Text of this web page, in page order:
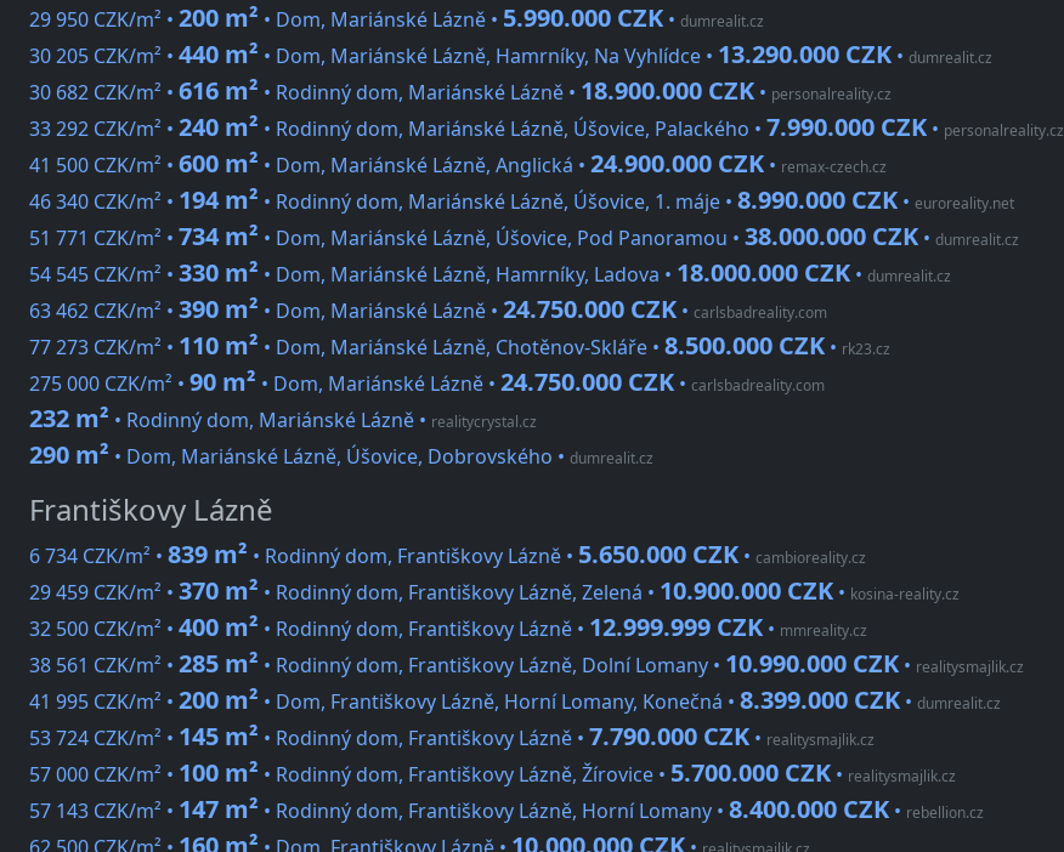
29 950 CZK/m² • 200 m² • Dom, Mariánské Lázně • 5.990.000 CZK • dumrealit.cz
30 205 CZK/m² • 440 m² • Dom, Mariánské Lázně, Hamrníky, Na Vyhlídce • 13.290.000 CZK • dumrealit.cz
30 682 CZK/m² • 616 m² • Rodinný dom, Mariánské Lázně • 18.900.000 CZK • personalreality.cz
33 292 CZK/m² • 240 m² • Rodinný dom, Mariánské Lázně, Úšovice, Palackého • 7.990.000 CZK • personalreality.cz
41 500 CZK/m² • 600 m² • Dom, Mariánské Lázně, Anglická • 24.900.000 CZK • remax-czech.cz
46 340 CZK/m² • 194 m² • Rodinný dom, Mariánské Lázně, Úšovice, 1. máje • 8.990.000 CZK • euroreality.net
51 771 CZK/m² • 734 m² • Dom, Mariánské Lázně, Úšovice, Pod Panoramou • 38.000.000 CZK • dumrealit.cz
54 545 CZK/m² • 330 m² • Dom, Mariánské Lázně, Hamrníky, Ladova • 18.000.000 CZK • dumrealit.cz
63 462 CZK/m² • 390 m² • Dom, Mariánské Lázně • 24.750.000 CZK • carlsbadreality.com
77 273 CZK/m² • 110 m² • Dom, Mariánské Lázně, Chotěnov-Skláře • 8.500.000 CZK • rk23.cz
275 000 CZK/m² • 90 m² • Dom, Mariánské Lázně • 24.750.000 CZK • carlsbadreality.com
232 m² • Rodinný dom, Mariánské Lázně • realitycrystal.cz
290 m² • Dom, Mariánské Lázně, Úšovice, Dobrovského • dumrealit.cz
Františkovy Lázně
6 734 CZK/m² • 839 m² • Rodinný dom, Františkovy Lázně • 5.650.000 CZK • cambioreality.cz
29 459 CZK/m² • 370 m² • Rodinný dom, Františkovy Lázně, Zelená • 10.900.000 CZK • kosina-reality.cz
32 500 CZK/m² • 400 m² • Rodinný dom, Františkovy Lázně • 12.999.999 CZK • mmreality.cz
38 561 CZK/m² • 285 m² • Rodinný dom, Františkovy Lázně, Dolní Lomany • 10.990.000 CZK • realitysmajlik.cz
41 995 CZK/m² • 200 m² • Dom, Františkovy Lázně, Horní Lomany, Konečná • 8.399.000 CZK • dumrealit.cz
53 724 CZK/m² • 145 m² • Rodinný dom, Františkovy Lázně • 7.790.000 CZK • realitysmajlik.cz
57 000 CZK/m² • 100 m² • Rodinný dom, Františkovy Lázně, Žírovice • 5.700.000 CZK • realitysmajlik.cz
57 143 CZK/m² • 147 m² • Rodinný dom, Františkovy Lázně, Horní Lomany • 8.400.000 CZK • rebellion.cz